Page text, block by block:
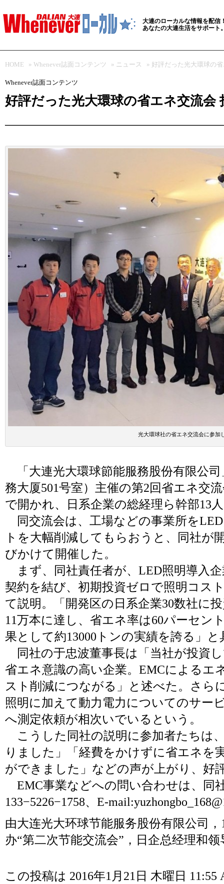
大連のローカルな情報を配信
あなたの大連生活をサポート
HOME » Whenever誌面コンテンツ » ニュース » 好評だった光大環球の
Whenever誌面コンテンツ
好評だった光大環球の省エネ交流会
光大環球社の省エネ交流会に参加
「大連光大環球節能服務股份有限公
務大厦501号室）主催の第2回省エネ交
で開かれ、日系企業の総経理ら幹部13
同交流会は、工場などの事業所を
トを大幅削減してもらおうと、同社が
びかけて開催した。
まず、同社責任者が、LED照明導入
契約を結び、初期投資ゼロで照明コス
て説明。「開発区の日系企業30数社に
11万本に達し、省エネ率は60パーセン
果として約13000トンの実績を誇る」
同社の于忠波董事長は「当社が投資
省エネ意識の高い企業。EMCによるエ
スト削減につながる」と述べた。さら
照明に加えて動力電力についてのサー
へ測定依頼が相次いでいるという。
こうした同社の説明に参加者たちは
りました」「経費をかけずに省エネを
ができました」などの声が上がり、好
EMC事業などへの問い合わせは、同
133−5226−1758、E-mail:
由大连光大环球节能服务股份有限公司
办“第二次节能交流会”，日企总经理和
この投稿は 2016年1月21日 木曜日